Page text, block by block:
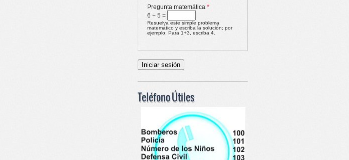
Pregunta matemática *
6 + 5 =
Resuelva este simple problema
matemático y escriba la solución; por
ejemplo: Para 1+3, escriba 4.
Teléfono Útiles